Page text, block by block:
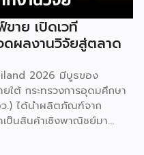
าย เปิดเวที
ผลงานวิจัยสู่ตลาด
2026 มีบูธของ
ใต้ กระทรวงการอุดมศึกษา
.) ได้นำผลิตภัณฑ์จาก
ป็นสินค้าเชิงพาณิชย์มา